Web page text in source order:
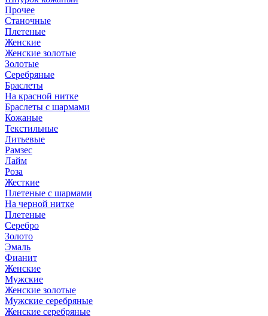
Прочее
Станочные
Плетеные
Женские
Женские золотые
Золотые
Серебряные
Браслеты
На красной нитке
Браслеты с шармами
Кожаные
Текстильные
Литьевые
Рамзес
Лайм
Роза
Жесткие
Плетеные с шармами
На черной нитке
Плетеные
Серебро
Золото
Эмаль
Фианит
Женские
Мужские
Женские золотые
Мужские серебряные
Женские серебряные